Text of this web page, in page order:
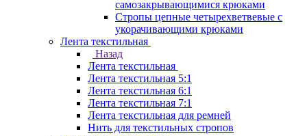
самозакрывающимися крюками
Стропы цепные четырехветвевые с
укорачивающими крюками
Лента текстильная
Назад
Лента текстильная
Лента текстильная 5:1
Лента текстильная 6:1
Лента текстильная 7:1
Лента текстильная для ремней
Нить для текстильных стропов